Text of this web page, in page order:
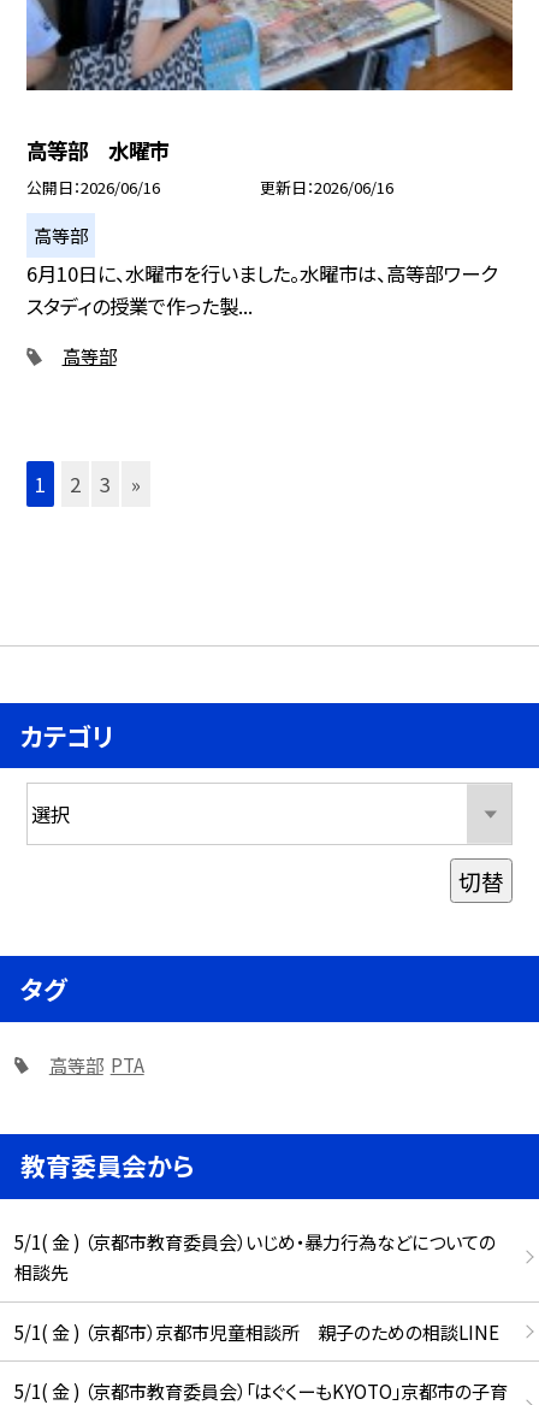
高等部 水曜市
公開日 2026/06/16 更新日 2026/06/16
高等部
6月10日に、水曜市を行いました。水曜市は、高等部ワーク
スタディの授業で作った製...
高等部
1 2 3 »
カテゴリ
切替
タグ
高等部 PTA
教育委員会から
5/1( 金 ) （京都市教育委員会）いじめ・暴力行為などについての
相談先
5/1( 金 ) （京都市）京都市児童相談所 親子のための相談LINE
5/1( 金 ) （京都市教育委員会）「はぐくーもKYOTO」京都市の子育